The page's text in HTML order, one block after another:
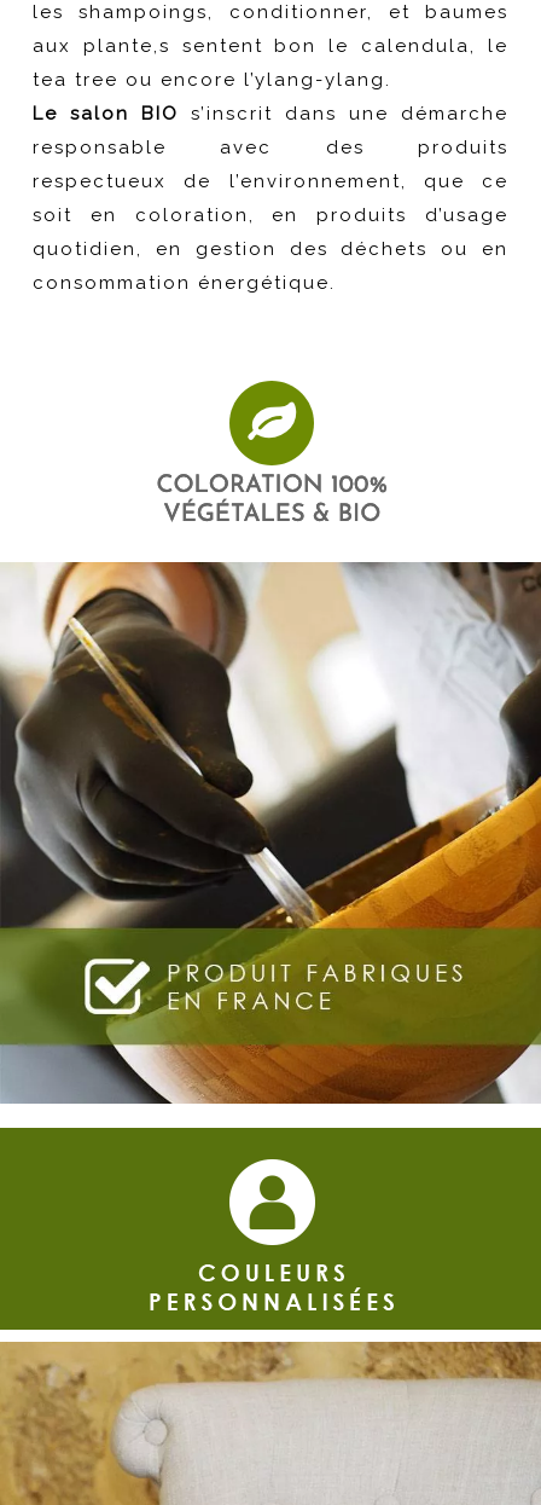
les shampoings, conditionner, et baumes
aux plante,s sentent bon le calendula, le
tea tree ou encore l’ylang-ylang.
Le salon BIO
s’inscrit dans une démarche
responsable avec des produits
respectueux de l’environnement, que ce
soit en coloration, en produits d’usage
quotidien, en
gestion des déchets ou en
consommation énergétique.